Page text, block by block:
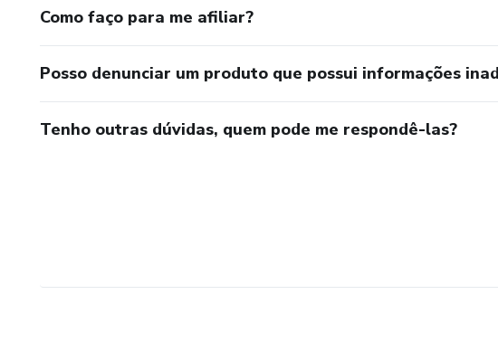
Como faço para me afiliar?
Posso denunciar um produto que possui informações
Tenho outras dúvidas, quem pode me respondê-las?